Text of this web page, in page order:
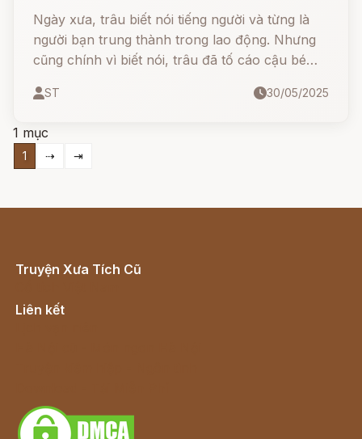
Ngày xưa, trâu biết nói tiếng người và từng là
người bạn trung thành trong lao động. Nhưng
cũng chính vì biết nói, trâu đã tố cáo cậu bé
vỡ lở… Từ đó, trâu mất luôn khả năng nói và
nốt dưới cổ con trâu xuất hiện từ đâu?
ST 30/05/2025
1 mục
1 ⇢ ⇥
Truyện Xưa Tích Cũ
Liên kết